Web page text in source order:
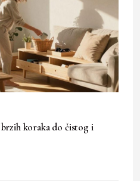
koraka do čistog i